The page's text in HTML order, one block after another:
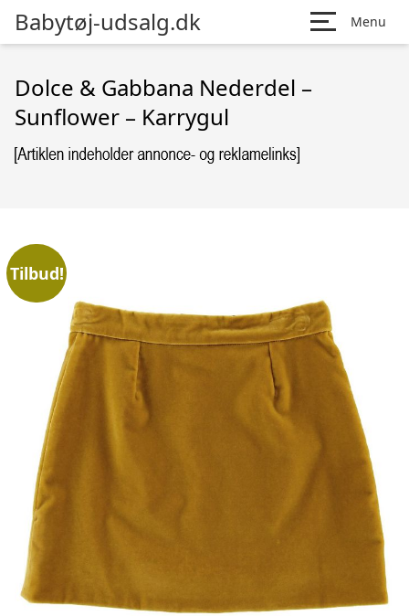
Babytøj-udsalg.dk Menu
Dolce & Gabbana Nederdel –
Sunflower – Karrygul
Tilbud!